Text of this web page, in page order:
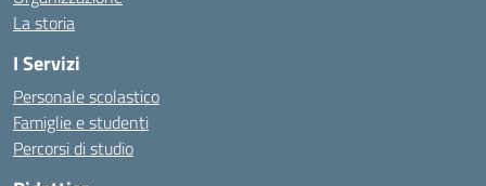
La storia
I Servizi
Personale scolastico
Famiglie e studenti
Percorsi di studio